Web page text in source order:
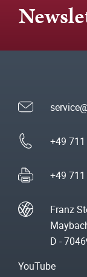
+49
+49
Franz
D -
YouTube